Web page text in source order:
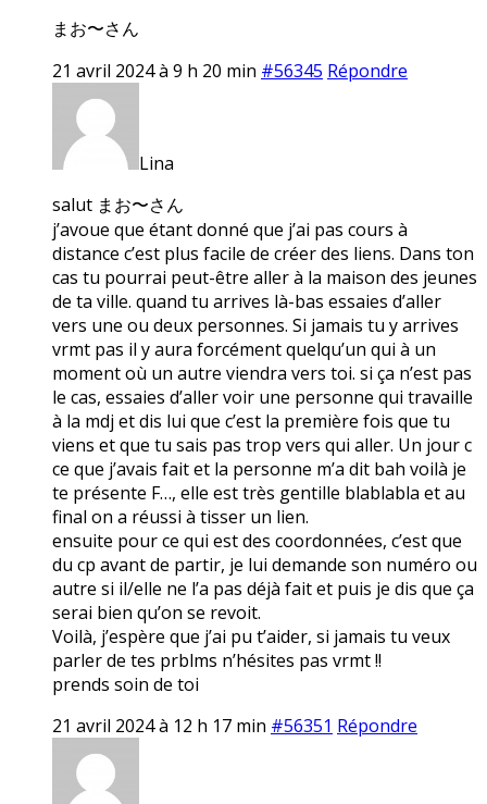
まお〜さん
21 avril 2024 à 9 h 20 min #56345 Répondre
Lina
salut まお〜さん
j’avoue que étant donné que j’ai pas cours à
distance c’est plus facile de créer des liens. Dans ton
cas tu pourrai peut-être aller à la maison des jeunes
de ta ville. quand tu arrives là-bas essaies d’aller
vers une ou deux personnes. Si jamais tu y arrives
vrmt pas il y aura forcément quelqu’un qui à un
moment où un autre viendra vers toi. si ça n’est pas
le cas, essaies d’aller voir une personne qui travaille
à la mdj et dis lui que c’est la première fois que tu
viens et que tu sais pas trop vers qui aller. Un jour c
ce que j’avais fait et la personne m’a dit bah voilà je
te présente F…, elle est très gentille blablabla et au
final on a réussi à tisser un lien.
ensuite pour ce qui est des coordonnées, c’est que
du cp avant de partir, je lui demande son numéro ou
autre si il/elle ne l’a pas déjà fait et puis je dis que ça
serai bien qu’on se revoit.
Voilà, j’espère que j’ai pu t’aider, si jamais tu veux
parler de tes prblms n’hésites pas vrmt !!
prends soin de toi
21 avril 2024 à 12 h 17 min #56351 Répondre